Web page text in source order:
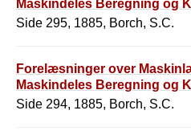
Maskindeles Beregning og
Side 295, 1885, Borch, S.C.
Forelæsninger over
Maskindeles Beregning og
Side 294, 1885, Borch, S.C.